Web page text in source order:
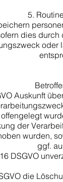
5.
dies
Auskunft
der
wurden,
ggf.
DSGVO
die